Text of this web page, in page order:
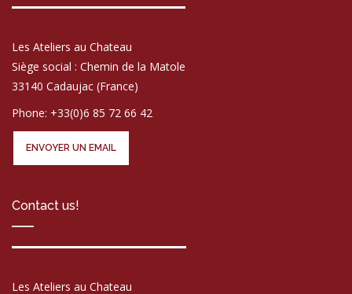
Les Ateliers au Chateau
Siège social : Chemin de la Matole
33140 Cadaujac (France)
Phone: +33(0)6 85 72 66 42
ENVOYER UN EMAIL
Contact us!
Les Ateliers au Chateau